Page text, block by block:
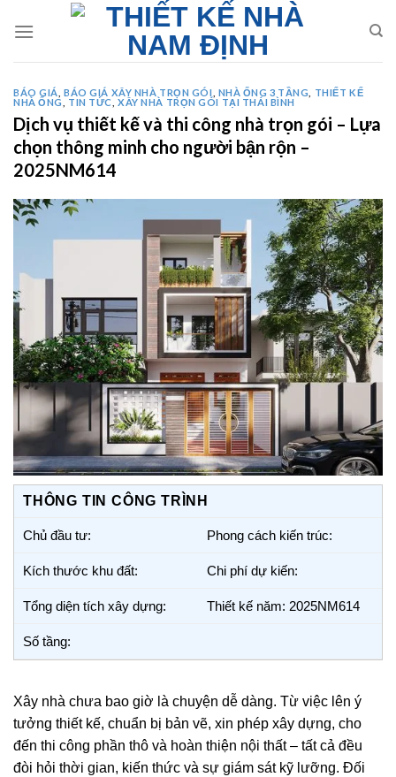
BÁO GIÁ ,BÁO GIÁ XÂY NHÀ TRỌN GÓI NHÀ ỐNG 3 TẦNG
THIẾT KẾ
NHÀ ỐNG
TIN TỨC ,XÂY NHÀ TRỌN GÓI TẠI THÁI BÌNH
Dịch vụ thiết kế và thi công nhà trọn gói – Lựa
chọn thông minh cho người bận rộn –
2025NM614
THÔNG TIN CÔNG TRÌNH
Chủ đầu tư: Phong cách kiến trúc:
Kích thước khu đất: Chi phí dự kiến:
Tổng diện tích xây dựng: Thiết kế năm: 2025NM614
Số tầng:
Xây nhà chưa bao giờ là chuyện dễ dàng. Từ việc lên ý
tưởng thiết kế, chuẩn bị bản vẽ, xin phép xây dựng, cho
đến thi công phần thô và hoàn thiện nội thất – tất cả đều
đòi hỏi thời gian, kiến thức và sự giám sát kỹ lưỡng. Đối